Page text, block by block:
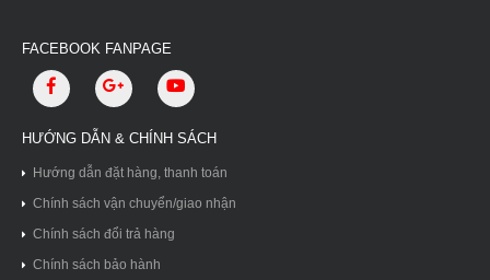
FACEBOOK FANPAGE
HƯỚNG DẪN & CHÍNH SÁCH
Hướng dẫn đặt hàng, thanh toán
Chính sách vận chuyển/giao nhận
Chính sách đổi trả hàng
Chính sách bảo hành